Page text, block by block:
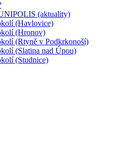
(aktuality)
(Havlovice)
(Hronov)
(Rtyně v Podkrkonoší)
(Slatina nad Úpou)
(Studnice)